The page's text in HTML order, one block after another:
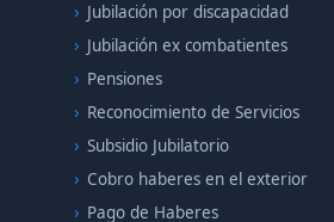
Jubilación por discapacidad
Jubilación ex combatientes
Pensiones
Reconocimiento de Servicios
Subsidio Jubilatorio
Cobro haberes en el exterior
Pago de Haberes